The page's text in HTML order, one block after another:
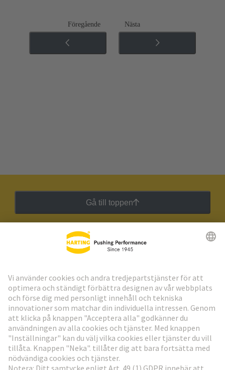
Föregående Nästa
Gå till toppen
HARTING:s nyhetsbrev
Gå till registrering
Social Media